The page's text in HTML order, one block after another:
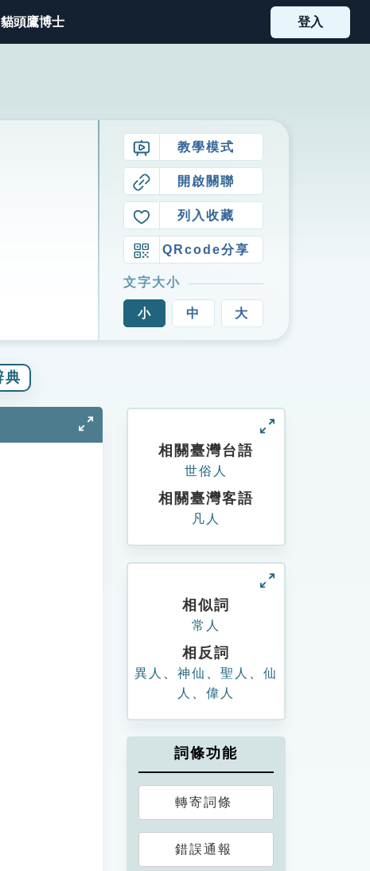
貓頭鷹博士 登入
教學模式
開啟關聯
列入收藏
QRcode分享
文字大小
小 中 大
典
相關臺灣台語
世俗人
相關臺灣客語
凡人
相似詞
常人
相反詞
異人 神仙 聖人
仙
人
偉人
詞條功能
轉寄詞條
錯誤通報